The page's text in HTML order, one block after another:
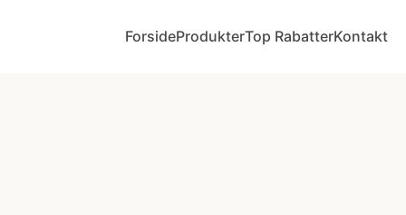
ForsideProdukterTop RabatterKontakt